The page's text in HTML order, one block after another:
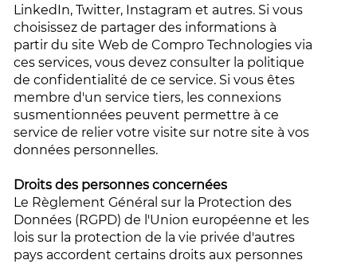
LinkedIn, Twitter, Instagram et autres. Si vous
choisissez de partager des informations à
partir du site Web de Compro Technologies via
ces services, vous devez consulter la politique
de confidentialité de ce service. Si vous êtes
membre d'un service tiers, les connexions
susmentionnées peuvent permettre à ce
service de relier votre visite sur notre site à vos
données personnelles.
Droits des personnes concernées
Le Règlement Général sur la Protection des
Données (RGPD) de l'Union européenne et les
lois sur la protection de la vie privée d'autres
pays accordent certains droits aux personnes